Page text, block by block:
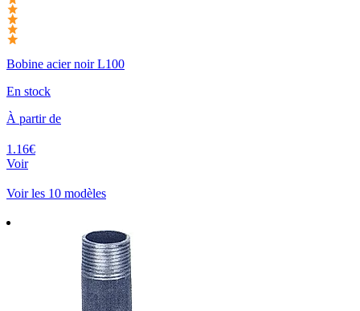
Bobine acier noir L100
En stock
À partir de
1.16€
Voir
Voir les 10 modèles